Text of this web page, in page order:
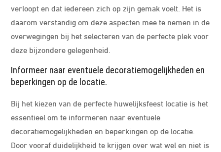
verloopt en dat iedereen zich op zijn gemak voelt. Het is
daarom verstandig om deze aspecten mee te nemen in de
overwegingen bij het selecteren van de perfecte plek voor
deze bijzondere gelegenheid.
Informeer naar eventuele decoratiemogelijkheden en
beperkingen op de locatie.
Bij het kiezen van de perfecte huwelijksfeest locatie is het
essentieel om te informeren naar eventuele
decoratiemogelijkheden en beperkingen op de locatie.
Door vooraf duidelijkheid te krijgen over wat wel en niet is